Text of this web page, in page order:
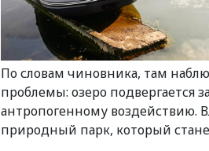
По словам чиновника, там
проблемы: озеро подвергается
антропогенному воздействию.
природный парк, который